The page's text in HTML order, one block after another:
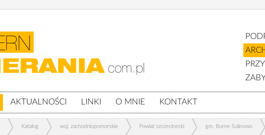
AKTUALNOŚCI LINKI O MNIE KONTAKT
Katalog woj. zachodniopomorskie Powiat szczecinecki gm. Borne Sulinowo